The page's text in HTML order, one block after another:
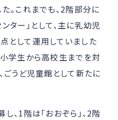
。これまでも、2階部分に
ター」として、主に乳幼児
として運用していました
学生から高校生までを対
ごうど児童館として新たに
、1階は「おおぞら」、2階